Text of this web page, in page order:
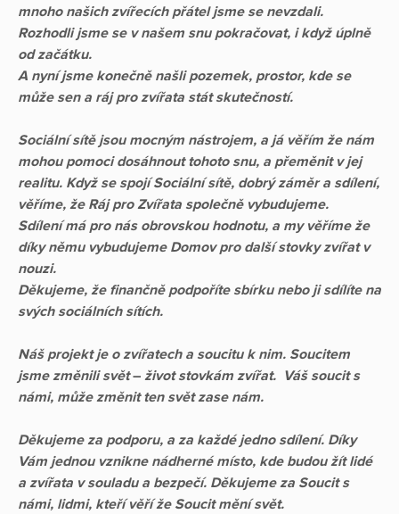
mnoho našich zvířecích přátel jsme se nevzdali.
Rozhodli jsme se v našem snu pokračovat, i když úplně
od začátku.
A nyní jsme konečně našli pozemek, prostor, kde se
může sen a ráj pro zvířata stát skutečností.
Sociální sítě jsou mocným nástrojem, a já věřím že nám
mohou pomoci dosáhnout tohoto snu, a přeměnit v jej
realitu. Když se spojí Sociální sítě, dobrý záměr a sdílení,
věříme, že Ráj pro Zvířata společně vybudujeme.
Sdílení má pro nás obrovskou hodnotu, a my věříme že
díky němu vybudujeme Domov pro další stovky zvířat v
nouzi.
Děkujeme, že finančně podpoříte sbírku nebo ji sdílíte na
svých sociálních sítích.
Náš projekt je o zvířatech a soucitu k nim. Soucitem
jsme změnili svět– život stovkám zvířat. Váš soucit s
námi, může změnit ten svět zase nám.
Děkujeme za podporu, a za každé jedno sdílení. Díky
Vám jednou vznikne nádherné místo, kde budou žít lidé
a zvířata v souladu a bezpečí. Děkujeme za Soucit s
námi, lidmi, kteří věří že Soucit mění svět.